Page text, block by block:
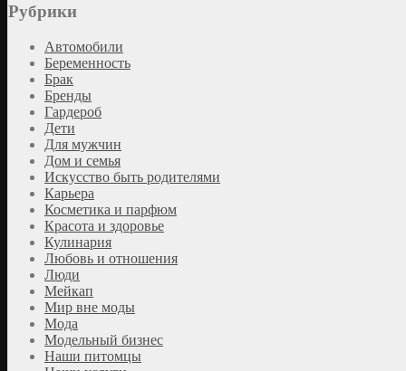
Рубрики
Автомобили
Беременность
Брак
Бренды
Гардероб
Дети
Для мужчин
Дом и семья
Искусство быть родителями
Карьера
Косметика и парфюм
Красота и здоровье
Кулинария
Любовь и отношения
Люди
Мейкап
Мир вне моды
Мода
Модельный бизнес
Наши питомцы